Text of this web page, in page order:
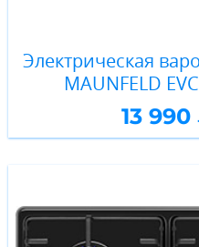
Электрическая
MAUNFELD
13 990